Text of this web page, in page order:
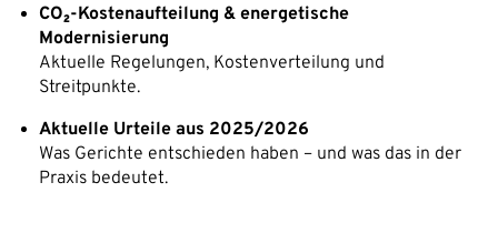
CO₂-Kostenaufteilung & energetische
Modernisierung
Aktuelle Regelungen, Kostenverteilung und
Streitpunkte.
Aktuelle Urteile aus 2025/2026
Was Gerichte entschieden haben – und was das in der
Praxis bedeutet.